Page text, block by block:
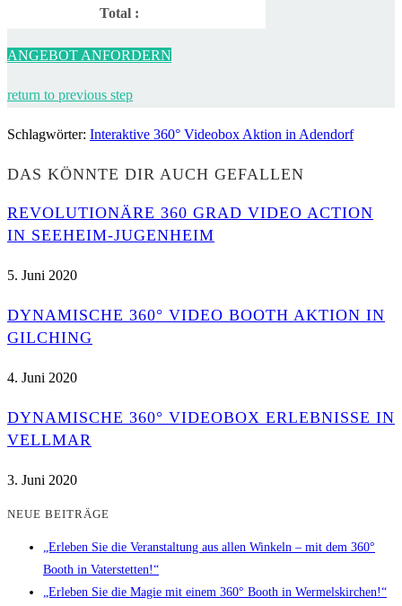
Total :
ANGEBOT ANFORDERN
return to previous step
Schlagwörter: Interaktive 360° Videobox Aktion in Adendorf
DAS KÖNNTE DIR AUCH GEFALLEN
REVOLUTIONÄRE 360 GRAD VIDEO ACTION
IN SEEHEIM-JUGENHEIM
5. Juni 2020
DYNAMISCHE 360° VIDEO BOOTH AKTION IN
GILCHING
4. Juni 2020
DYNAMISCHE 360° VIDEOBOX ERLEBNISSE IN
VELLMAR
3. Juni 2020
NEUE BEITRÄGE
„Erleben Sie die Veranstaltung aus allen Winkeln – mit dem 360°
Booth in Vaterstetten!“
„Erleben Sie die Magie mit einem 360° Booth in Wermelskirchen!“